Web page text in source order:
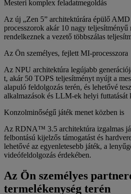
Mesteri komplex feladatmegoldás
Az új „Zen 5” architektúrára épülő
processzorok akár 10 nagy teljesítményű
rendelkeznek a vezető többszálas
Az Ön személyes, fejlett MI-processzora
Az NPU architektúra legújabb
t, akár 50 TOPS teljesítményt nyújt a
alapuló feldolgozás terén, és lehetővé
alkalmazások és LLM-ek helyi futtatását
Konzolminőségű játék menet közben is
Az RDNA™ 3.5 architektúra izgalmas
felbontású kijelzős támogatást és
lehetővé az egyenletesebb játék, a
videófeldolgozás érdekében.
Az Ön személyes
termelékenység terén